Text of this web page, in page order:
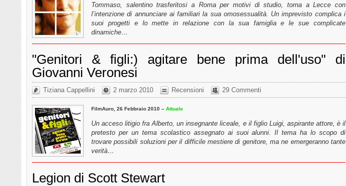
Tommaso, salentino trasferitosi a Roma per motivi di studio, torna a Lecce con
l’intenzione di annunciare ai familiari la sua omosessualità. Un imprevisto complica i
suoi progetti e lo mette in relazione con la sua famiglia e le sue complicate
dinamiche…
"Genitori & figli:) agitare bene prima dell'uso" di
Giovanni Veronesi
Tiziana Cappellini 2 marzo 2010 Recensioni 29 Commenti
FilmAuro, 26 Febbraio 2010 – Attuale
Un acceso litigio fra Alberto, un insegnante liceale, e il figlio Luigi, aspirante attore, è il
pretesto per un tema scolastico assegnato ai suoi alunni. Il tema ha lo scopo di
trovare possibili soluzioni per il difficile mestiere di genitore, ma ne emergeranno tante
verità…
Legion di Scott Stewart